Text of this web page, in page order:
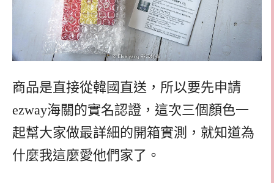
商品是直接從韓國直送，所以要先申請
ezway海關的實名認證，這次三個顏色一
起幫大家做最詳細的開箱實測，就知道為
什麼我這麼愛他們家了。